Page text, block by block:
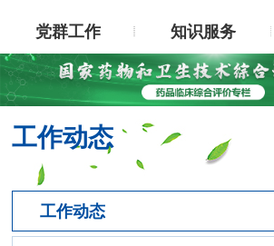
党群工作
知识服务
工作动态
工作动态